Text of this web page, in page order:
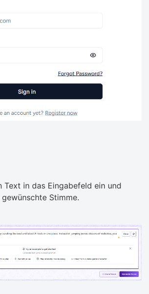
Text in das Eingabefeld ein und
Stimme.